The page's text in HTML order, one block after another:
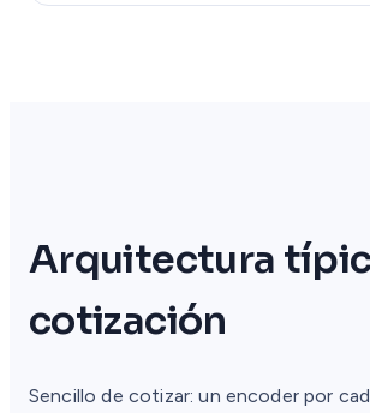
Arquitectura
cotización
Sencillo de cotizar: un encoder por